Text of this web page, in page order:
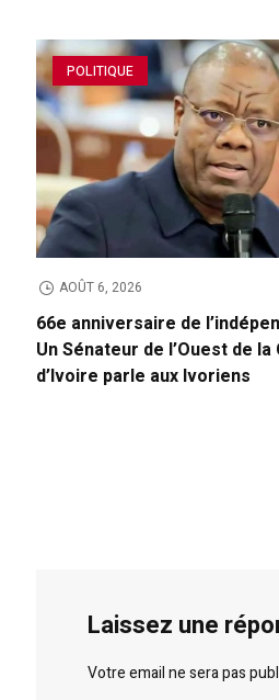
POLITIQUE
AOÛT 6, 2026
66e anniversaire de
Un Sénateur de l’Ouest de la
d’Ivoire parle aux Ivoriens
Laissez une
Votre email ne sera pas